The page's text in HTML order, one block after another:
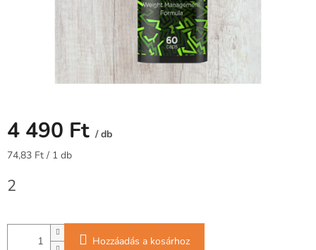
4 490 Ft / db
Egységár:
74,83 Ft / 1 db
2
Hozzáadás a kosárhoz